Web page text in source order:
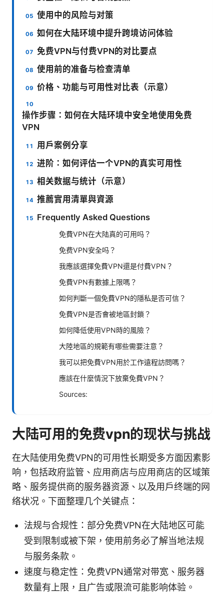
使用中的风险与对策
如何在大陆环境中提升跨境访问体验
免费VPN与付费VPN的对比要点
使用前的准备与检查清单
价格、功能与可用性对比表（示意）
操作步骤：如何在大陆环境中安全地使用免费
VPN
用户案例分享
进阶：如何评估一个VPN的真实可用性
相关数据与统计（示意）
推薦實用清單與資源
Frequently Asked Questions
免費VPN在大陆真的可用吗？
免费VPN安全吗？
我應該選擇免費VPN還是付費VPN？
免費VPN有數據上限嗎？
如何判斷一個免費VPN的隱私是否可信？
免費VPN是否會被地區封鎖？
如何降低使用VPN時的風險？
大陸地區的規範有哪些需要注意？
我可以把免費VPN用於工作遠程訪問嗎？
應該在什麼情況下放棄免費VPN？
Sources:
大陆可用的免费vpn的现状与挑战
在大陆使用免费VPN的可用性长期受多方面因素影
响，包括政府监管、应用商店与应用商店的区域策
略、服务提供商的服务器资源、以及用户终端的网
络状况。下面整理几个关键点：
法规与合规性：部分免费VPN在大陆地区可能
受到限制或被下架，使用前务必了解当地法规
与服务条款。
速度与稳定性：免费VPN通常对带宽、服务器
数量有上限，且广告或限流可能影响体验。